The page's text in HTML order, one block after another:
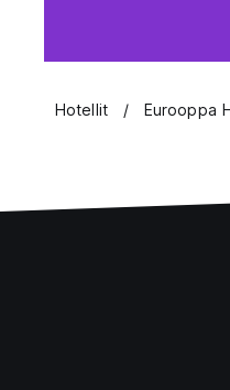
Hotellit Eurooppa